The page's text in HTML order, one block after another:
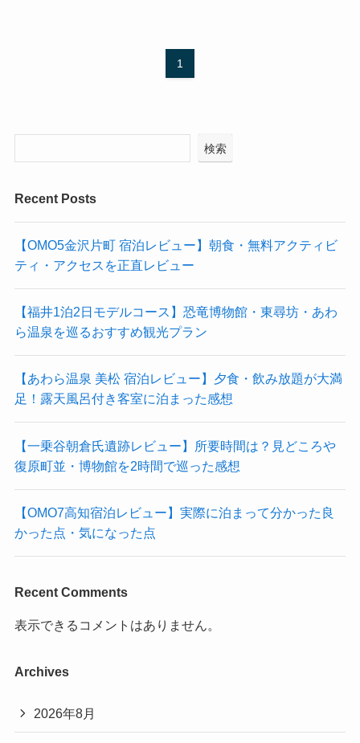
1
検索
Recent Posts
【OMO5金沢片町 宿泊レビュー】朝食・無料アクティビ
ティ・アクセスを正直レビュー
【福井1泊2日モデルコース】恐竜博物館・東尋坊・あわ
ら温泉を巡るおすすめ観光プラン
【あわら温泉 美松 宿泊レビュー】夕食・飲み放題が大満
足！露天風呂付き客室に泊まった感想
【一乗谷朝倉氏遺跡レビュー】所要時間は？見どころや
復原町並・博物館を2時間で巡った感想
【OMO7高知宿泊レビュー】実際に泊まって分かった良
かった点・気になった点
Recent Comments
表示できるコメントはありません。
Archives
2026年8月